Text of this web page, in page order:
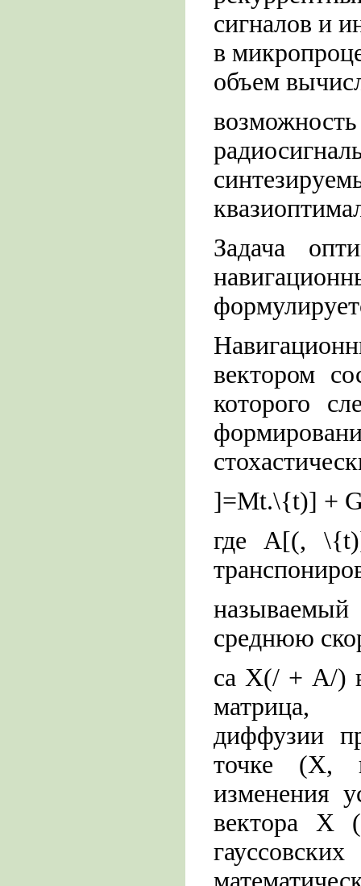
сигналов и
в
объем
Задача
вектором
которого
]=Mt.\{t)] +
где А[(,
среднюю
са Х(/ + А/)
матрица,
диффузии
точке (X,
изменения
вектора X